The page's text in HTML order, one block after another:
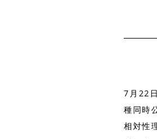
7月22
種同時
相対性